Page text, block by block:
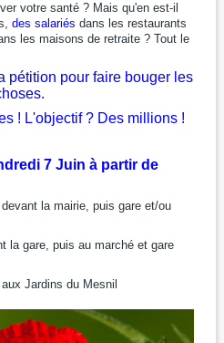
votre santé ? Mais qu'en est-il
des salariés dans les restaurants
les maisons de retraite ? Tout le
pétition pour faire bouger les
! L'objectif ? Des millions !
7 Juin à partir de
devant la mairie, puis gare et/ou
la gare, puis au marché et gare
Jardins du Mesnil